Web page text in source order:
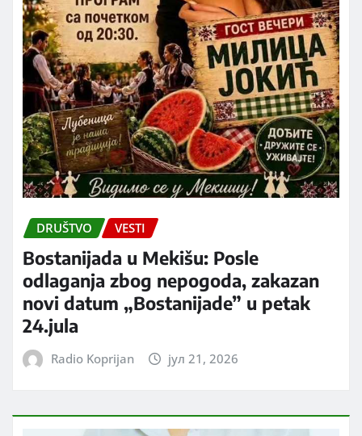
DRUŠTVO VESTI
Bostanijada u Mekišu: Posle
odlaganja zbog nepogoda, zakazan
novi datum „Bostanijade” u petak
24.jula
Radio Koprijan јул 21, 2026